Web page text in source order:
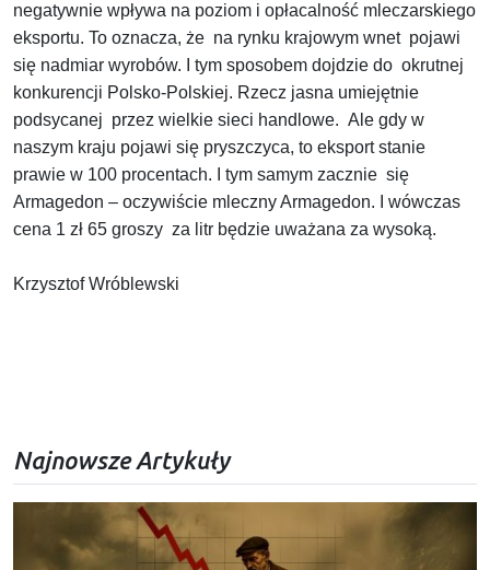
negatywnie wpływa na poziom i opłacalność mleczarskiego
eksportu. To oznacza, że na rynku krajowym wnet pojawi
się nadmiar wyrobów. I tym sposobem dojdzie do okrutnej
konkurencji Polsko-Polskiej. Rzecz jasna umiejętnie
podsycanej przez wielkie sieci handlowe. Ale gdy w
naszym kraju pojawi się pryszczyca, to eksport stanie
prawie w 100 procentach. I tym samym zacznie się
Armagedon – oczywiście mleczny Armagedon. I wówczas
cena 1 zł 65 groszy za litr będzie uważana za wysoką.
Krzysztof Wróblewski
Najnowsze Artykuły